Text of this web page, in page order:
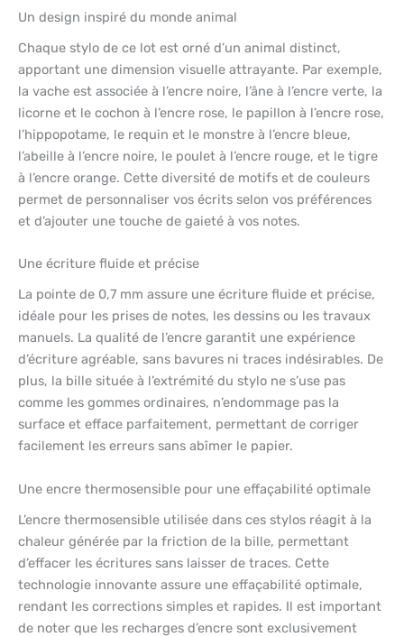
Un design inspiré du monde animal
Chaque stylo de ce lot est orné d’un animal distinct,
apportant une dimension visuelle attrayante. Par exemple,
la vache est associée à l’encre noire, l’âne à l’encre verte, la
licorne et le cochon à l’encre rose, le papillon à l’encre rose,
l’hippopotame, le requin et le monstre à l’encre bleue,
l’abeille à l’encre noire, le poulet à l’encre rouge, et le tigre
à l’encre orange. Cette diversité de motifs et de couleurs
permet de personnaliser vos écrits selon vos préférences
et d’ajouter une touche de gaieté à vos notes.
Une écriture fluide et précise
La pointe de 0,7 mm assure une écriture fluide et précise,
idéale pour les prises de notes, les dessins ou les travaux
manuels. La qualité de l’encre garantit une expérience
d’écriture agréable, sans bavures ni traces indésirables. De
plus, la bille située à l’extrémité du stylo ne s’use pas
comme les gommes ordinaires, n’endommage pas la
surface et efface parfaitement, permettant de corriger
facilement les erreurs sans abîmer le papier.
Une encre thermosensible pour une effaçabilité optimale
L’encre thermosensible utilisée dans ces stylos réagit à la
chaleur générée par la friction de la bille, permettant
d’effacer les écritures sans laisser de traces. Cette
technologie innovante assure une effaçabilité optimale,
rendant les corrections simples et rapides. Il est important
de noter que les recharges d’encre sont exclusivement